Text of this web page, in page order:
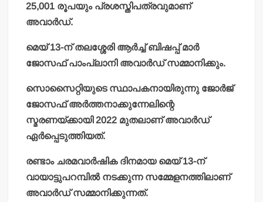
25,001 രൂപയും പ്രശസ്തിപത്രവുമാണ്
അവാര്‍ഡ്.
മെയ് 13-ന് തലശ്ശേരി ആര്‍ച്ച് ബിഷപ്പ് മാര്‍
ജോസഫ് പാംപ്ലാനി അവാര്‍ഡ് സമ്മാനിക്കും.
സൊസൈറ്റിയുടെ സ്ഥാപകനായിരുന്നു ജോര്‍ജ്
ജോസഫ് അര്‍ത്തനാക്കുന്നേലിന്റെ
സ്മരണയ്ക്കായി 2022 മുതലാണ് അവാര്‍ഡ്
ഏര്‍പ്പെടുത്തിയത്.
രണ്ടാം ചരമവാര്‍ഷിക ദിനമായ മെയ് 13-ന്
വായാട്ടുപറമ്പില്‍ നടക്കുന്ന സമ്മേളനത്തിലാണ്
അവാര്‍ഡ് സമ്മാനിക്കുന്നത്.